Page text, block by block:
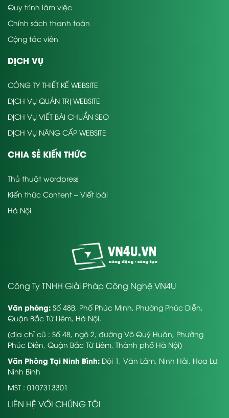
Quy trình làm việc
Chính sách thanh toán
Cộng tác viên
DỊCH VỤ
CÔNG TY THIẾT KẾ WEBSITE
DỊCH VỤ QUẢN TRỊ WEBSITE
DỊCH VỤ VIẾT BÀI CHUẨN SEO
DỊCH VỤ NÂNG CẤP WEBSITE
CHIA SẺ KIẾN THỨC
Thủ thuật wordpress
Kiến thức Content – Viết bài
Hà Nội
Công Ty TNHH Giải Pháp Công Nghệ VN4U
Văn phòng: Số 48B, Phố Phúc Minh, Phường Phúc Diễn,
Quận Bắc Từ Liêm, Hà Nội.
(địa chỉ cũ : Số 48, ngõ 2, đường Võ Quý Huân, Phường
Phúc Diễn, Quận Bắc Từ Liêm, Thành phố Hà Nội)
Văn Phòng Tại Ninh Bình: Đội 1, Văn Lâm, Ninh Hải, Hoa Lư,
Ninh Bình
MST : 0107313301
LIÊN HỆ VỚI CHÚNG TÔI